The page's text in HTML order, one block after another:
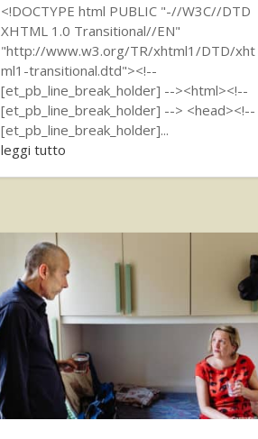
<!DOCTYPE html PUBLIC "-//W3C//DTD
XHTML 1.0 Transitional//EN"
"http://www.w3.org/TR/xhtml1/DTD/xht
ml1-transitional.dtd"><!--
[et_pb_line_break_holder] --><html><!--
[et_pb_line_break_holder] --> <head><!--
[et_pb_line_break_holder]...
leggi tutto